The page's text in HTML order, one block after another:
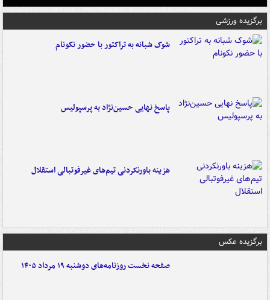
برگزیده ورزشی
شوک شبانه به تراکتور با حضور نکونام
پاسخ نهایی حسین‌نژاد به پرسپولیس
هزینه باورنکردنی تیم‌های غیرفوتبالی استقلال
برگزیده عکس
صفحه نخست روزنامه‌های دوشنبه ۱۹ مرداد ۱۴۰۵